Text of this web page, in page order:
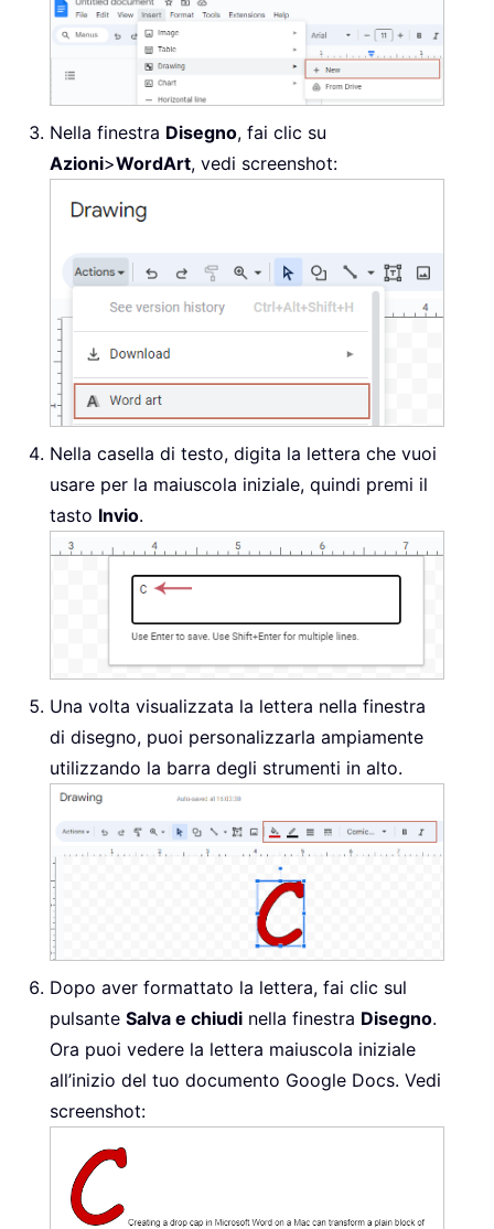
Nella finestra Disegno, fai clic su
Azioni>WordArt, vedi screenshot:
Nella casella di testo, digita la lettera che vuoi
usare per la maiuscola iniziale, quindi premi il
tasto Invio.
Una volta visualizzata la lettera nella finestra
di disegno, puoi personalizzarla ampiamente
utilizzando la barra degli strumenti in alto.
Dopo aver formattato la lettera, fai clic sul
pulsante Salva e chiudi nella finestra Disegno.
Ora puoi vedere la lettera maiuscola iniziale
all’inizio del tuo documento Google Docs. Vedi
screenshot: